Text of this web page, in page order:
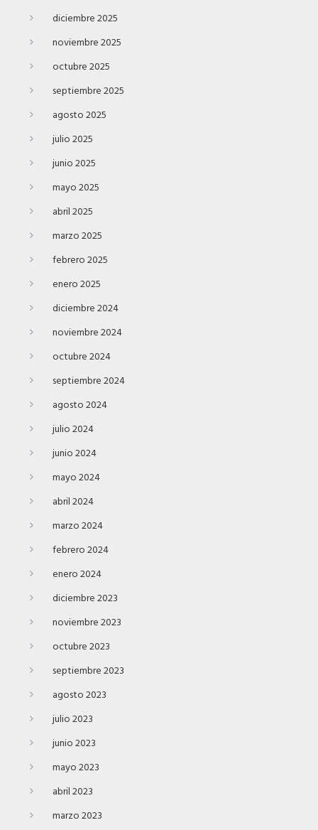
diciembre 2025
noviembre 2025
octubre 2025
septiembre 2025
agosto 2025
julio 2025
junio 2025
mayo 2025
abril 2025
marzo 2025
febrero 2025
enero 2025
diciembre 2024
noviembre 2024
octubre 2024
septiembre 2024
agosto 2024
julio 2024
junio 2024
mayo 2024
abril 2024
marzo 2024
febrero 2024
enero 2024
diciembre 2023
noviembre 2023
octubre 2023
septiembre 2023
agosto 2023
julio 2023
junio 2023
mayo 2023
abril 2023
marzo 2023